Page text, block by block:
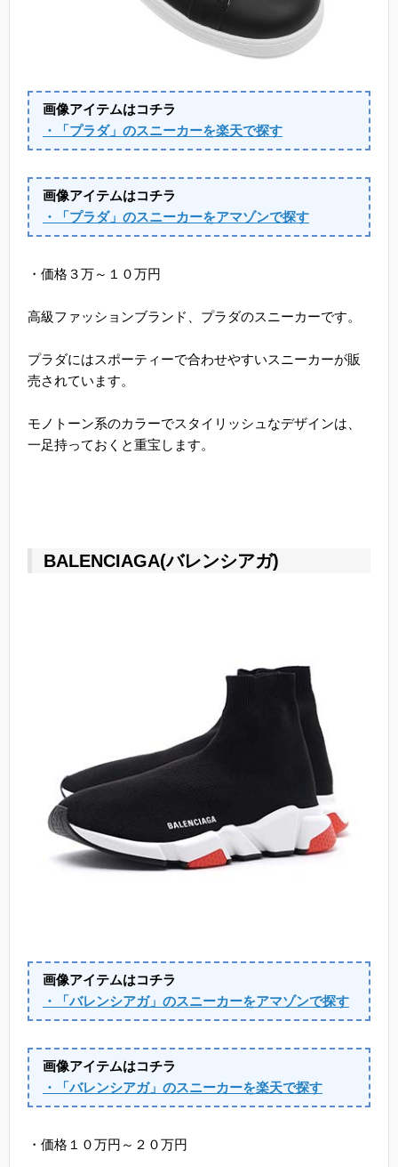
画像アイテムはコチラ
・「プラダ」のスニーカーを楽天で探す
画像アイテムはコチラ
・「プラダ」のスニーカーをアマゾンで探す
・価格３万～１０万円
高級ファッションブランド、プラダのスニーカーです。
プラダにはスポーティーで合わせやすいスニーカーが販
売されています。
モノトーン系のカラーでスタイリッシュなデザインは、
一足持っておくと重宝します。
BALENCIAGA(バレンシアガ)
画像アイテムはコチラ
・「バレンシアガ」のスニーカーをアマゾンで探す
画像アイテムはコチラ
・「バレンシアガ」のスニーカーを楽天で探す
・価格１０万円～２０万円